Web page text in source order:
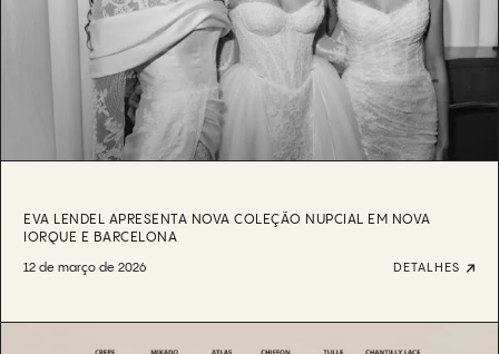
EVA LENDEL APRESENTA NOVA COLEÇÃO NUPCIAL EM NOVA
IORQUE E BARCELONA
12 de março de 2026 DETALHES